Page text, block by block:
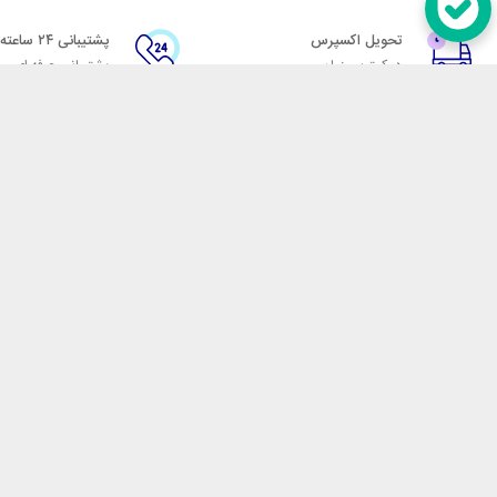
تحویل اکسپرس
در کمترین زمان
پشتیبانی ۲۴ ساعته
پشتیبانی حرفه ای